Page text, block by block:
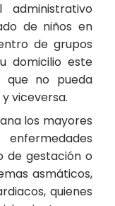
administrativo
de niños en
de grupos
domicilio este
que no pueda
viceversa.
los mayores
de gestación o
asmáticos,
quienes